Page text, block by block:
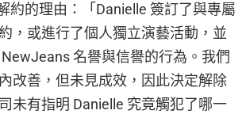
約的理由：「Danielle 簽訂了與專屬
，或進行了個人獨立演藝活動，並
名譽與信譽的行為。我們
改善，但未見成效，因此決定解除
未有指明 Danielle 究竟觸犯了哪一